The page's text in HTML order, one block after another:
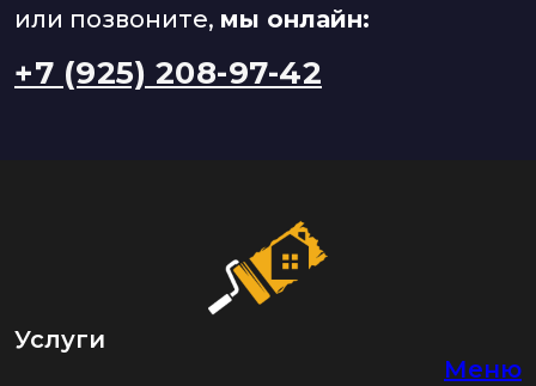
или позвоните, мы онлайн:
+7 (925) 208-97-42
Услуги
Меню